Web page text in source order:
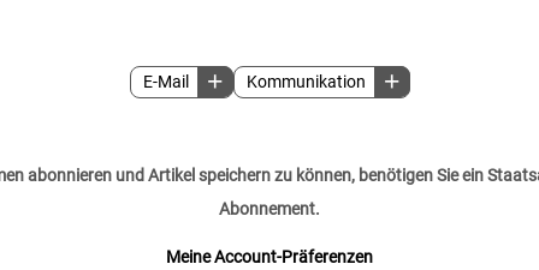
E-Mail Kommunikation
abonnieren und Artikel speichern zu können, benötigen Sie ein
Abonnement.
Meine Account-Präferenzen